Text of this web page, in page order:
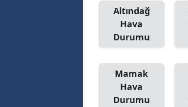
Altındağ
Hava
Durumu
Mamak
Hava
Durumu